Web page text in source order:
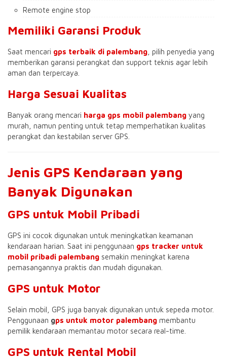
Remote engine stop
Memiliki Garansi Produk
Saat mencari gps terbaik di palembang , pilih penyedia yang
memberikan garansi perangkat dan support teknis agar lebih
aman dan terpercaya.
Harga Sesuai Kualitas
Banyak orang mencari harga gps mobil palembang yang
murah, namun penting untuk tetap memperhatikan kualitas
perangkat dan kestabilan server GPS.
Jenis GPS Kendaraan yang
Banyak Digunakan
GPS untuk Mobil Pribadi
GPS ini cocok digunakan untuk meningkatkan keamanan
kendaraan harian. Saat ini penggunaan gps tracker untuk
mobil pribadi palembang semakin meningkat karena
pemasangannya praktis dan mudah digunakan.
GPS untuk Motor
Selain mobil, GPS juga banyak digunakan untuk sepeda motor.
Penggunaan gps untuk motor palembang membantu
pemilik kendaraan memantau motor secara real-time.
GPS untuk Rental Mobil